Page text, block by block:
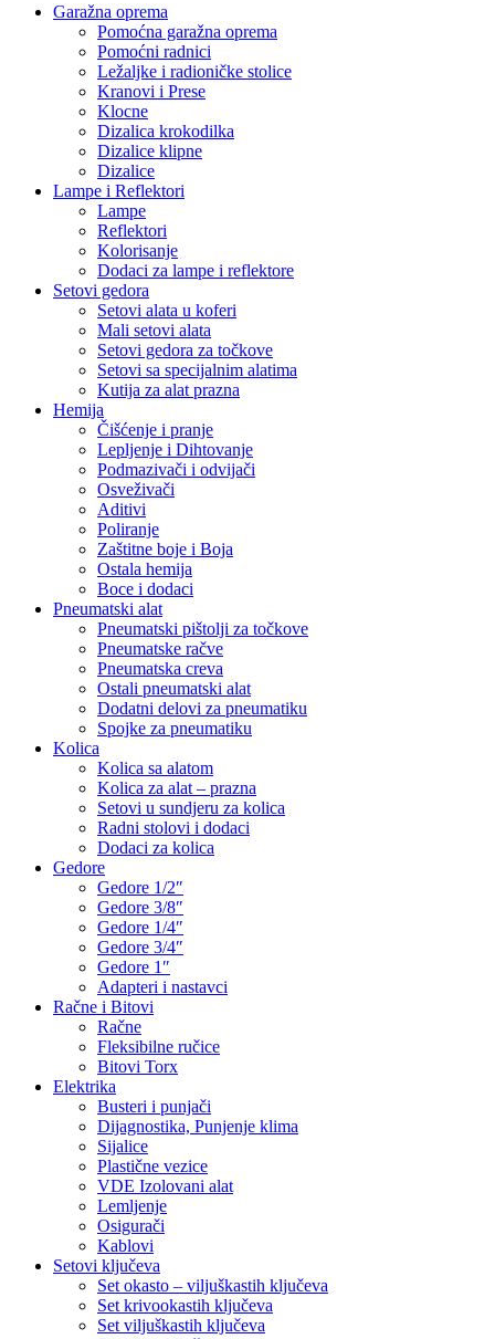
Garažna oprema
Pomoćna garažna oprema
Pomoćni radnici
Ležaljke i radioničke stolice
Kranovi i Prese
Klocne
Dizalica krokodilka
Dizalice klipne
Dizalice
Lampe i Reflektori
Lampe
Reflektori
Kolorisanje
Dodaci za lampe i reflektore
Setovi gedora
Setovi alata u koferi
Mali setovi alata
Setovi gedora za točkove
Setovi sa specijalnim alatima
Kutija za alat prazna
Hemija
Čišćenje i pranje
Lepljenje i Dihtovanje
Podmazivači i odvijači
Osveživači
Aditivi
Poliranje
Zaštitne boje i Boja
Ostala hemija
Boce i dodaci
Pneumatski alat
Pneumatski pištolji za točkove
Pneumatske račve
Pneumatska creva
Ostali pneumatski alat
Dodatni delovi za pneumatiku
Spojke za pneumatiku
Kolica
Kolica sa alatom
Kolica za alat – prazna
Setovi u sundjeru za kolica
Radni stolovi i dodaci
Dodaci za kolica
Gedore
Gedore 1/2″
Gedore 3/8″
Gedore 1/4″
Gedore 3/4″
Gedore 1″
Adapteri i nastavci
Račne i Bitovi
Račne
Fleksibilne ručice
Bitovi Torx
Elektrika
Busteri i punjači
Dijagnostika, Punjenje klima
Sijalice
Plastične vezice
VDE Izolovani alat
Lemljenje
Osigurači
Kablovi
Setovi ključeva
Set okasto – viljuškastih ključeva
Set krivookastih ključeva
Set viljuškastih ključeva